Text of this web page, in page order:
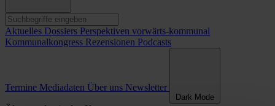
Aktuelles Dossiers Perspektiven vorwärts-kommunal
Kommunalkongress Rezensionen Podcasts
Termine Mediadaten Über uns Newsletter
Dark Mode